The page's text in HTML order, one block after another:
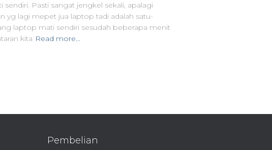
Pasti sangat jengkel sekali, apalagi
yg lagi mepet jua laptop tadi adalah satu-
laptop mati sendiri sesudah beberapa menit
kita Read more…
Pembelian